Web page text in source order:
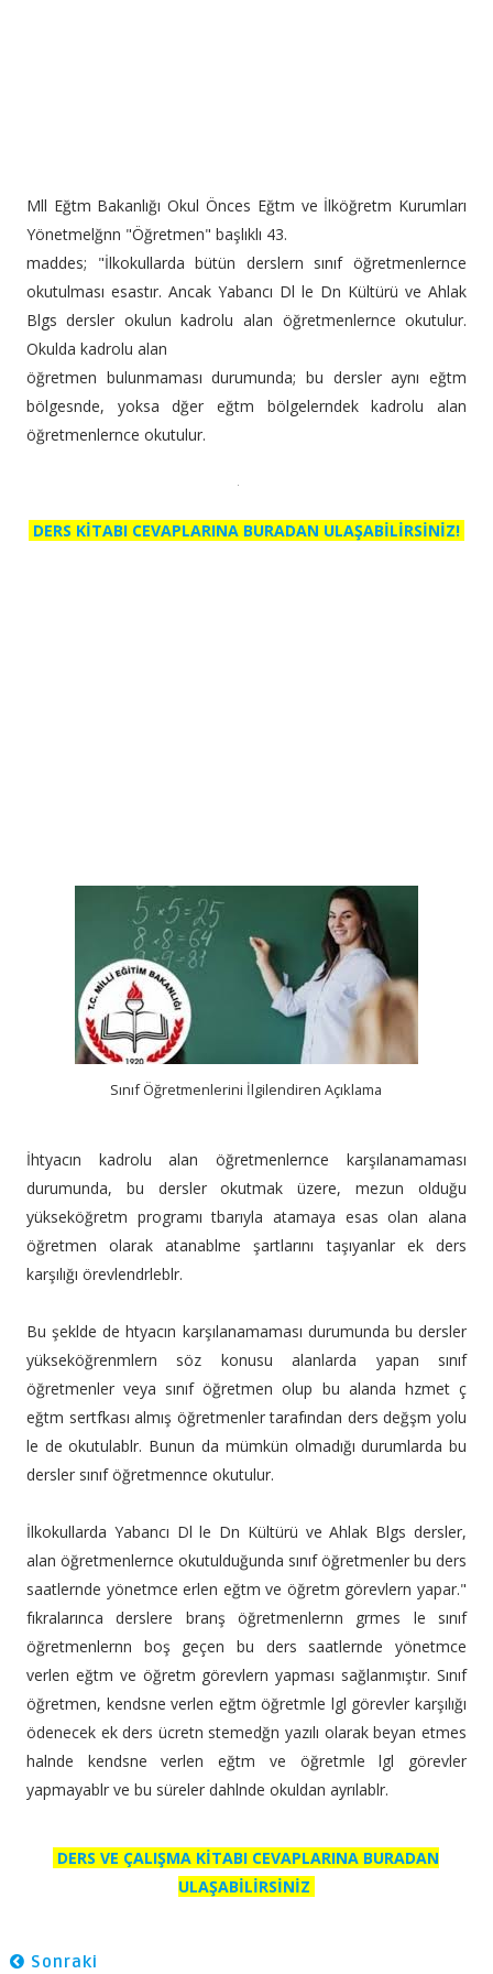
Mll Eğtm Bakanlığı Okul Önces Eğtm ve İlköğretm Kurumları
Yönetmelğnn "Öğretmen" başlıklı 43.
maddes; "İlkokullarda bütün derslern sınıf öğretmenlernce
okutulması esastır. Ancak Yabancı Dl le Dn Kültürü ve Ahlak
Blgs dersler okulun kadrolu alan öğretmenlernce okutulur.
Okulda kadrolu alan
öğretmen bulunmaması durumunda; bu dersler aynı eğtm
bölgesnde, yoksa dğer eğtm bölgelerndek kadrolu alan
öğretmenlernce okutulur.
DERS KİTABI CEVAPLARINA BURADAN ULAŞABİLİRSİNİZ!
Sınıf Öğretmenlerini İlgilendiren Açıklama
İhtyacın kadrolu alan öğretmenlernce karşılanamaması
durumunda, bu dersler okutmak üzere, mezun olduğu
yükseköğretm programı tbarıyla atamaya esas olan alana
öğretmen olarak atanablme şartlarını taşıyanlar ek ders
karşılığı örevlendrleblr.
Bu şeklde de htyacın karşılanamaması durumunda bu dersler
yükseköğrenmlern söz konusu alanlarda yapan sınıf
öğretmenler veya sınıf öğretmen olup bu alanda hzmet ç
eğtm sertfkası almış öğretmenler tarafından ders değşm yolu
le de okutulablr. Bunun da mümkün olmadığı durumlarda bu
dersler sınıf öğretmennce okutulur.
İlkokullarda Yabancı Dl le Dn Kültürü ve Ahlak Blgs dersler,
alan öğretmenlernce okutulduğunda sınıf öğretmenler bu ders
saatlernde yönetmce erlen eğtm ve öğretm görevlern yapar."
fıkralarınca derslere branş öğretmenlernn grmes le sınıf
öğretmenlernn boş geçen bu ders saatlernde yönetmce
verlen eğtm ve öğretm görevlern yapması sağlanmıştır. Sınıf
öğretmen, kendsne verlen eğtm öğretmle lgl görevler karşılığı
ödenecek ek ders ücretn stemedğn yazılı olarak beyan etmes
halnde kendsne verlen eğtm ve öğretmle lgl görevler
yapmayablr ve bu süreler dahlnde okuldan ayrılablr.
DERS VE ÇALIŞMA KİTABI CEVAPLARINA BURADAN
ULAŞABİLİRSİNİZ
Sonraki